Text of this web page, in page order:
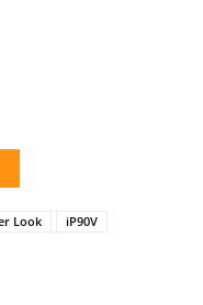
Look
iP90V